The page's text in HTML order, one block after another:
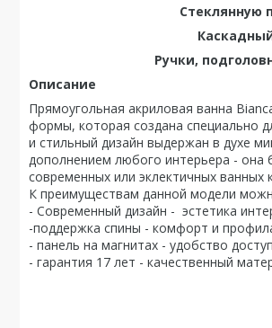
Стеклянную
Каскадный
Ручки, подголовник,
Описание
Прямоугольная акриловая ванна
формы, которая создана специально
и стильный дизайн выдержан в духе
дополнением любого интерьера - она
современных или эклектичных ванных
К преимуществам данной модели
- Современный дизайн - эстетика
-поддержка спины - комфорт и
- панель на магнитах - удобство
- гарантия 17 лет - качественный